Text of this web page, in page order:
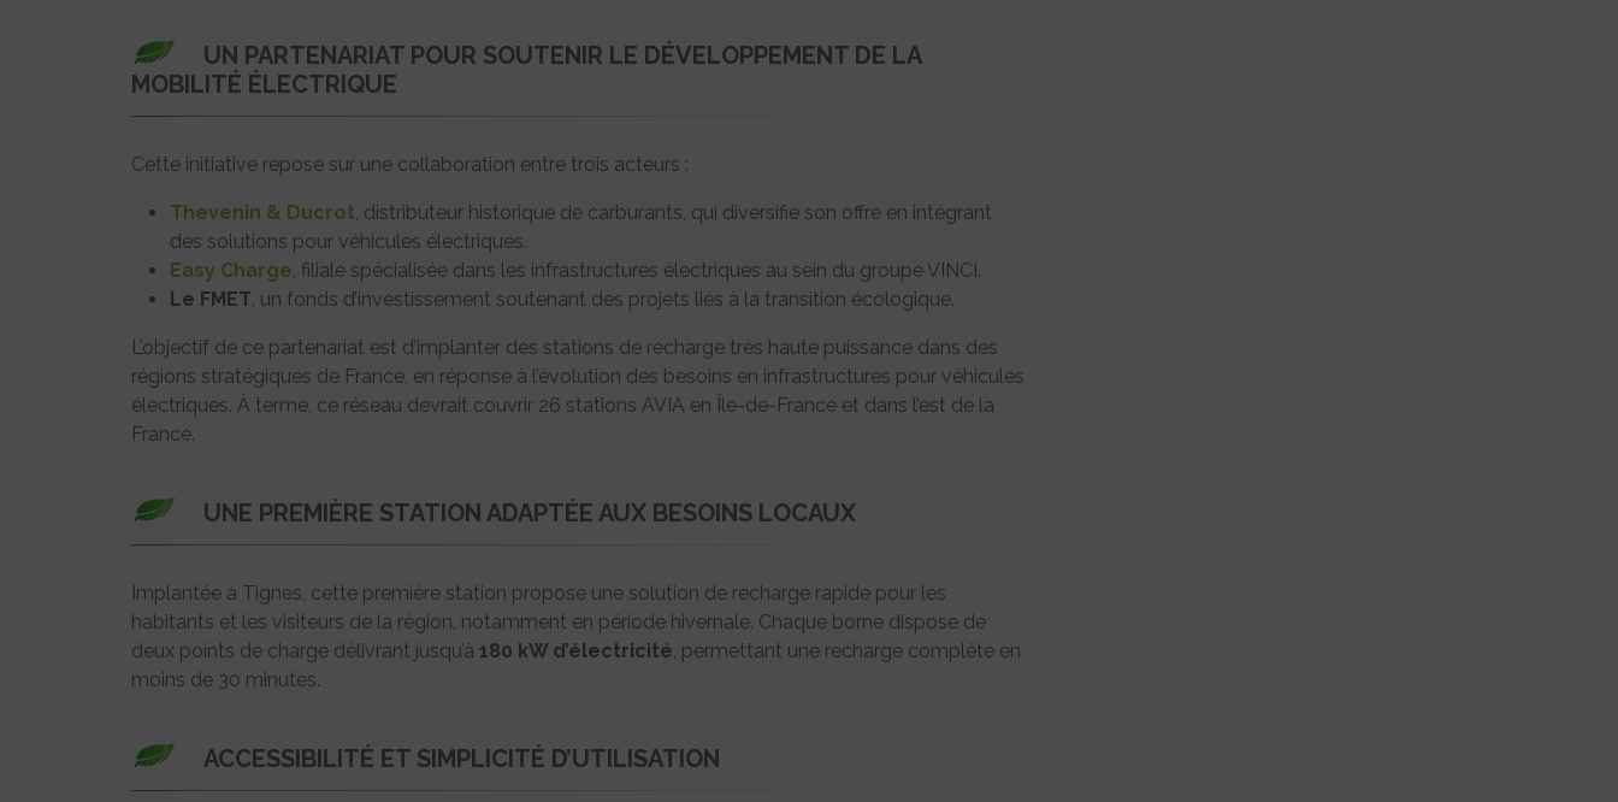
UN PARTENARIAT POUR SOUTENIR LE DÉVELOPPEMENT DE LA
MOBILITÉ ÉLECTRIQUE
Cette initiative repose sur une collaboration entre trois acteurs :
Thevenin & Ducrot, distributeur historique de carburants, qui diversifie son offre en intégrant
des solutions pour véhicules électriques.
Easy Charge, filiale spécialisée dans les infrastructures électriques au sein du groupe VINCI.
Le FMET, un fonds d’investissement soutenant des projets liés à la transition écologique.
L’objectif de ce partenariat est d’implanter des stations de recharge très haute puissance dans des
régions stratégiques de France, en réponse à l’évolution des besoins en infrastructures pour véhicules
électriques. À terme, ce réseau devrait couvrir 26 stations AVIA en Île-de-France et dans l’est de la
France.
UNE PREMIÈRE STATION ADAPTÉE AUX BESOINS LOCAUX
Implantée à Tignes, cette première station propose une solution de recharge rapide pour les
habitants et les visiteurs de la région, notamment en période hivernale. Chaque borne dispose de
deux points de charge délivrant jusqu’à 180 kW d’électricité, permettant une recharge complète en
moins de 30 minutes.
ACCESSIBILITÉ ET SIMPLICITÉ D’UTILISATION